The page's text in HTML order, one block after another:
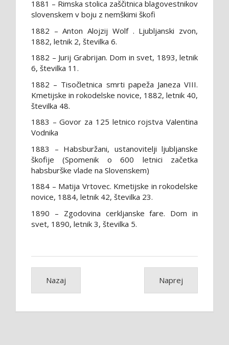
1881 – Rimska stolica zaščitnica blagovestnikov
slovenskem v boju z nemškimi škofi
1882 – Anton Alojzij Wolf . Ljubljanski zvon,
1882, letnik 2, številka 6.
1882 – Jurij Grabrijan. Dom in svet, 1893, letnik
6, številka 11.
1882 – Tisočletnica smrti papeža Janeza VIII.
Kmetijske in rokodelske novice, 1882, letnik 40,
številka 48.
1883 – Govor za 125 letnico rojstva Valentina
Vodnika
1883 – Habsburžani, ustanovitelji ljubljanske
škofije (Spomenik o 600 letnici začetka
habsburške vlade na Slovenskem)
1884 – Matija Vrtovec. Kmetijske in rokodelske
novice, 1884, letnik 42, številka 23.
1890 – Zgodovina cerkljanske fare. Dom in
svet, 1890, letnik 3, številka 5.
Nazaj Naprej